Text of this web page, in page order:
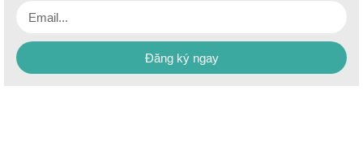
Đăng ký ngay